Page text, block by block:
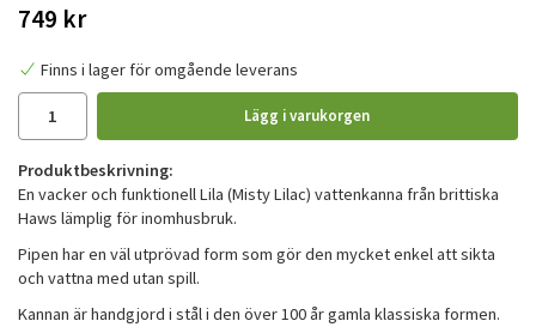
749 kr
Finns i lager för omgående leverans
Lägg i varukorgen
Produktbeskrivning:
En vacker och funktionell Lila (Misty Lilac) vattenkanna från brittiska
Haws lämplig för inomhusbruk.
Pipen har en väl utprövad form som gör den mycket enkel att sikta
och vattna med utan spill.
Kannan är handgjord i stål i den över 100 år gamla klassiska formen.